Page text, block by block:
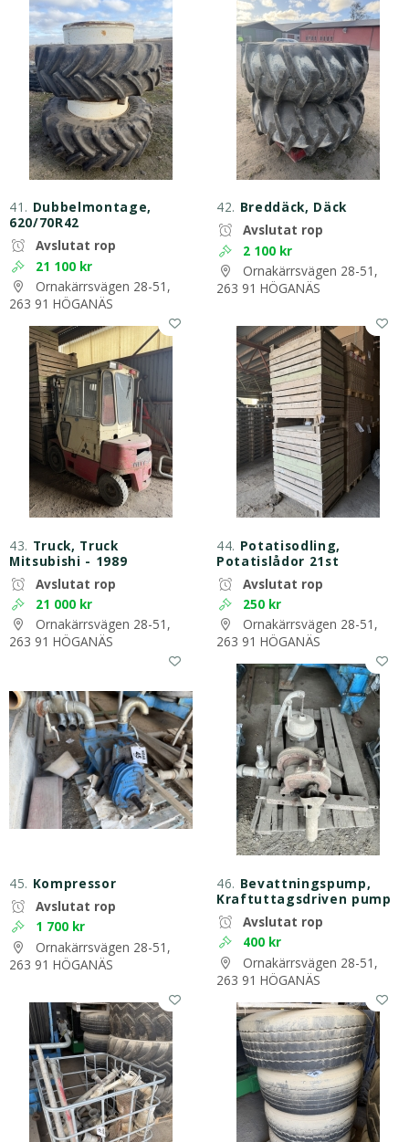
41. Dubbelmontage,
620/70R42
Avslutat rop
21 100 kr
Ornakärrsvägen 28-51,
263 91 HÖGANÄS
42. Breddäck, Däck
Avslutat rop
2 100 kr
Ornakärrsvägen 28-51,
263 91 HÖGANÄS
43. Truck, Truck
Mitsubishi - 1989
Avslutat rop
21 000 kr
Ornakärrsvägen 28-51,
263 91 HÖGANÄS
44. Potatisodling,
Potatislådor 21st
Avslutat rop
250 kr
Ornakärrsvägen 28-51,
263 91 HÖGANÄS
45. Kompressor
Avslutat rop
1 700 kr
Ornakärrsvägen 28-51,
263 91 HÖGANÄS
46. Bevattningspump,
Kraftuttagsdriven pump
Avslutat rop
400 kr
Ornakärrsvägen 28-51,
263 91 HÖGANÄS